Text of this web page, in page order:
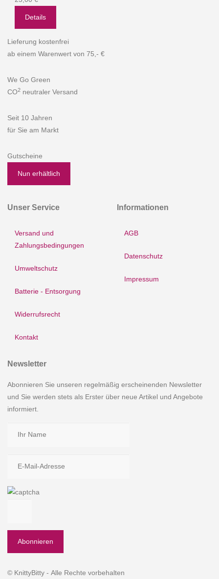
Details
Lieferung kostenfrei
ab einem Warenwert von 75,- €
We Go Green
CO2 neutraler Versand
Seit 10 Jahren
für Sie am Markt
Gutscheine
Nun erhältlich
Unser Service
Versand und
Zahlungsbedingungen
Umweltschutz
Batterie - Entsorgung
Widerrufsrecht
Kontakt
Informationen
AGB
Datenschutz
Impressum
Newsletter
Abonnieren Sie unseren regelmäßig erscheinenden Newsletter
und Sie werden stets als Erster über neue Artikel und Angebote
informiert.
© KnittyBitty - Alle Rechte vorbehalten